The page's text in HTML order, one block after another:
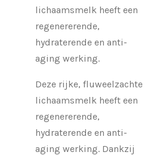
lichaamsmelk heeft een
regenererende,
hydraterende en anti-
aging werking.
Deze rijke, fluweelzachte
lichaamsmelk heeft een
regenererende,
hydraterende en anti-
aging werking. Dankzij